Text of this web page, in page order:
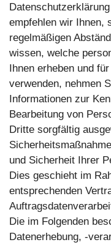
empfehlen wir Ihnen,
regelmäßigen
wissen, welche
Ihnen erheben und
verwenden, nehmen
Informationen zur
Bearbeitung von
Dritte sorgfältig
und Sicherheit Ihrer
Dies geschieht im
entsprechenden
Die im Folgenden
Datenerhebung, -